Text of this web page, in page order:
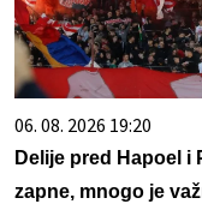
06. 08. 2026 19:20
Delije pred Hapoel i
zapne, mnogo je